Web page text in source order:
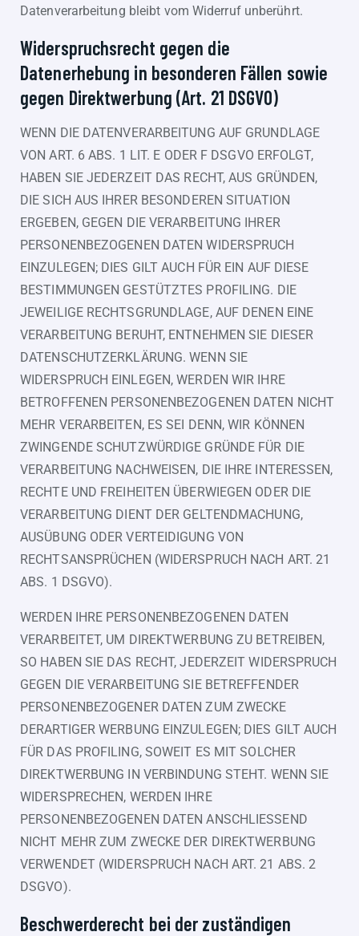
Datenverarbeitung bleibt vom Widerruf unberührt.
Widerspruchsrecht gegen die
Datenerhebung in besonderen Fällen sowie
gegen Direktwerbung (Art. 21 DSGVO)
WENN DIE DATENVERARBEITUNG AUF GRUNDLAGE
VON ART. 6 ABS. 1 LIT. E ODER F DSGVO ERFOLGT,
HABEN SIE JEDERZEIT DAS RECHT, AUS GRÜNDEN,
DIE SICH AUS IHRER BESONDEREN SITUATION
ERGEBEN, GEGEN DIE VERARBEITUNG IHRER
PERSONENBEZOGENEN DATEN WIDERSPRUCH
EINZULEGEN; DIES GILT AUCH FÜR EIN AUF DIESE
BESTIMMUNGEN GESTÜTZTES PROFILING. DIE
JEWEILIGE RECHTSGRUNDLAGE, AUF DENEN EINE
VERARBEITUNG BERUHT, ENTNEHMEN SIE DIESER
DATENSCHUTZERKLÄRUNG. WENN SIE
WIDERSPRUCH EINLEGEN, WERDEN WIR IHRE
BETROFFENEN PERSONENBEZOGENEN DATEN NICHT
MEHR VERARBEITEN, ES SEI DENN, WIR KÖNNEN
ZWINGENDE SCHUTZWÜRDIGE GRÜNDE FÜR DIE
VERARBEITUNG NACHWEISEN, DIE IHRE INTERESSEN,
RECHTE UND FREIHEITEN ÜBERWIEGEN ODER DIE
VERARBEITUNG DIENT DER GELTENDMACHUNG,
AUSÜBUNG ODER VERTEIDIGUNG VON
RECHTSANSPRÜCHEN (WIDERSPRUCH NACH ART. 21
ABS. 1 DSGVO).
WERDEN IHRE PERSONENBEZOGENEN DATEN
VERARBEITET, UM DIREKTWERBUNG ZU BETREIBEN,
SO HABEN SIE DAS RECHT, JEDERZEIT WIDERSPRUCH
GEGEN DIE VERARBEITUNG SIE BETREFFENDER
PERSONENBEZOGENER DATEN ZUM ZWECKE
DERARTIGER WERBUNG EINZULEGEN; DIES GILT AUCH
FÜR DAS PROFILING, SOWEIT ES MIT SOLCHER
DIREKTWERBUNG IN VERBINDUNG STEHT. WENN SIE
WIDERSPRECHEN, WERDEN IHRE
PERSONENBEZOGENEN DATEN ANSCHLIESSEND
NICHT MEHR ZUM ZWECKE DER DIREKTWERBUNG
VERWENDET (WIDERSPRUCH NACH ART. 21 ABS. 2
DSGVO).
Beschwerde­recht bei der zuständigen